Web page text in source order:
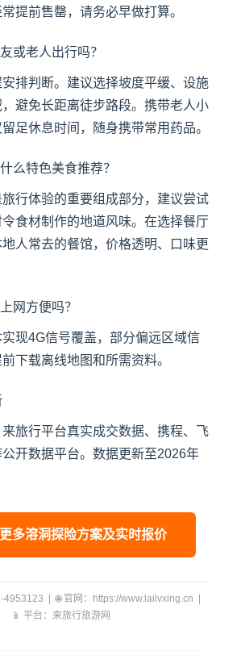
提前售罄，请务必早做打算。
或老人出行吗？
排判断。建议选择坡度平缓、设施
避免长距离徒步路段。携带老人小
足休息时间，随身携带常用药品。
么特色美食推荐？
行体验的重要组成部分，建议尝试
食材制作的地道风味。在选择餐厅
人常去的餐馆，价格透明、口味更
网方便吗？
现4G信号覆盖，部分偏远区域信
下载离线地图和所需资料。
旅行平台真实成交数据、携程、飞
开数据平台。数据更新至2026年
多溶洞探险方案及实时报价
4953123 | 🌐 官网：https://www.lailvxing.cn |
📱 平台：来旅行旅游网